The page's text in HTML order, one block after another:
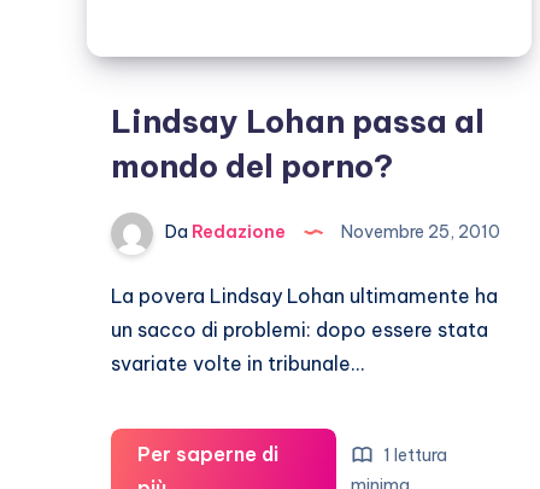
Lindsay Lohan passa al
mondo del porno?
Da Redazione Novembre 25, 2010
La povera Lindsay Lohan ultimamente ha
un sacco di problemi: dopo essere stata
svariate volte in tribunale…
Per saperne di
1 lettura